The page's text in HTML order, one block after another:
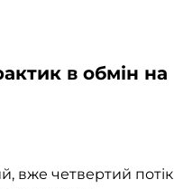
в обмін на
вже четвертий потік